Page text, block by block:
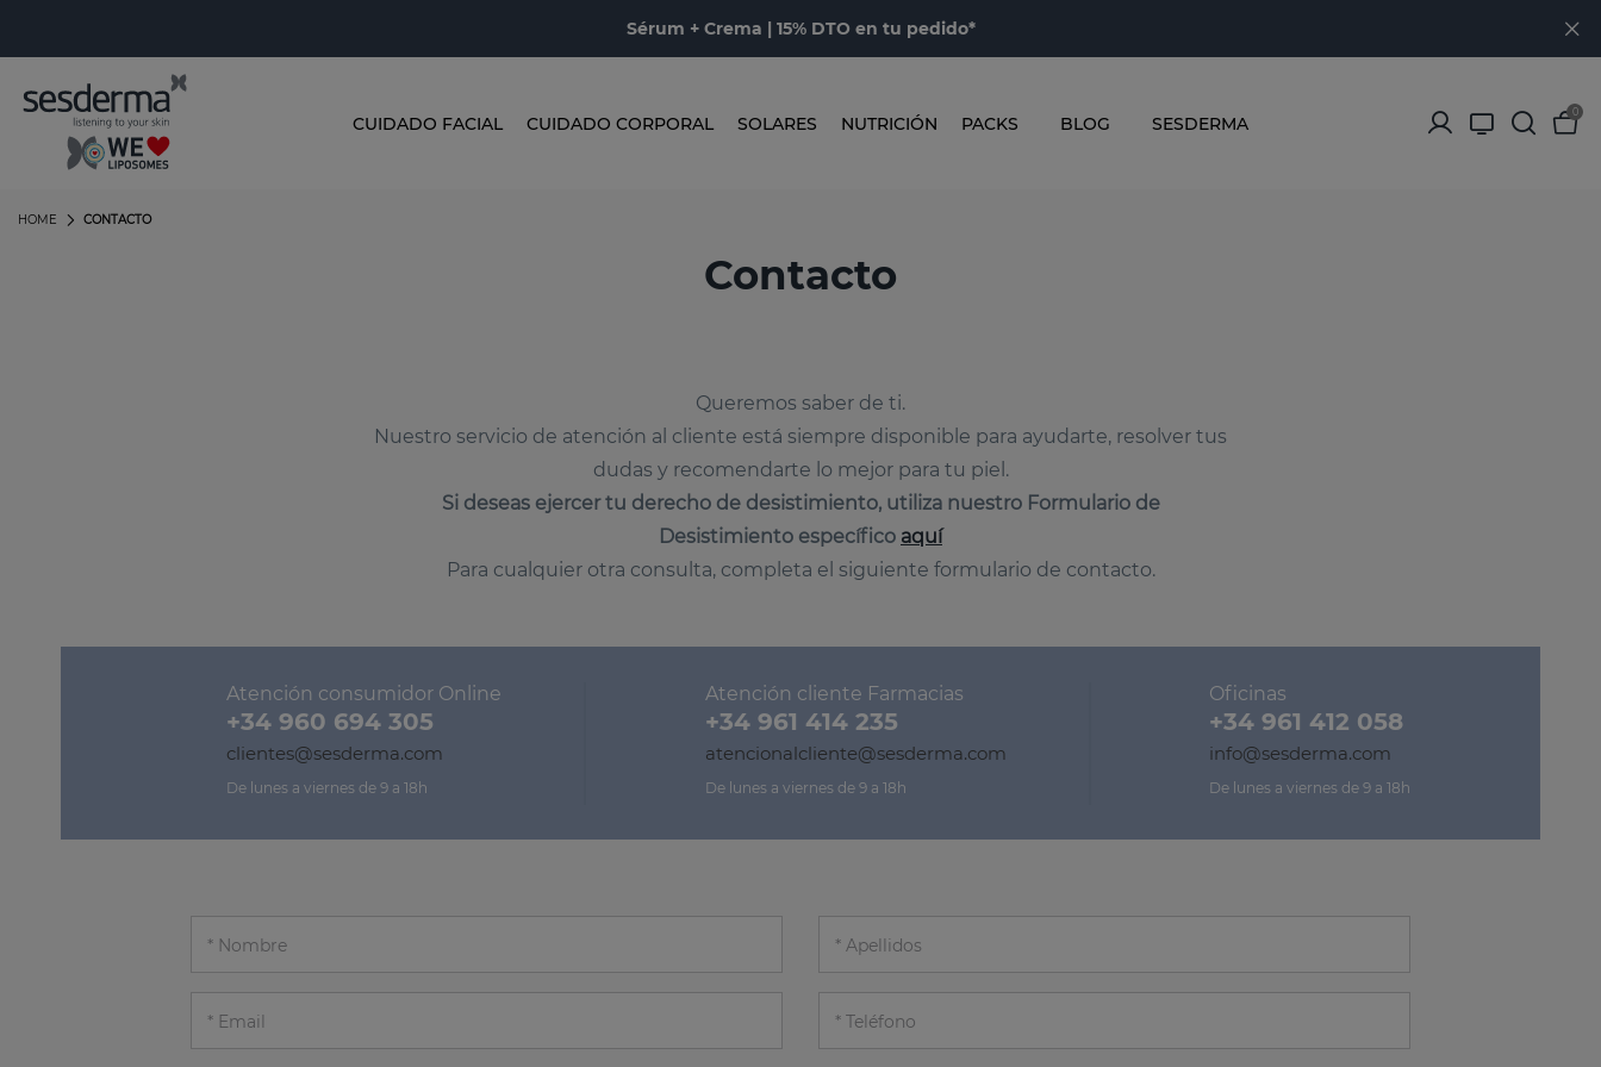
Sérum + Crema | 15% DTO en tu pedido*
CUIDADO FACIAL CUIDADO CORPORAL SOLARES NUTRICIÓN PACKS BLOG SESDERMA
0
CONTACTO
HOME
Contacto
Queremos saber de ti.
Nuestro servicio de atención al cliente está siempre disponible para ayudarte, resolver tus
dudas y recomendarte lo mejor para tu piel.
Si deseas ejercer tu derecho de desistimiento, utiliza nuestro Formulario de
Desistimiento específico aquí
Para cualquier otra consulta, completa el siguiente formulario de contacto.
Atención consumidor Online
+34 960 694 305
clientes@sesderma.com
De lunes a viernes de 9 a 18h
Atención cliente Farmacias
+34 961 414 235
atencionalcliente@sesderma.com
De lunes a viernes de 9 a 18h
Oficinas
+34 961 412 058
info@sesderma.com
De lunes a viernes de 9 a 18h
Nombre Apellidos
Email Teléfono